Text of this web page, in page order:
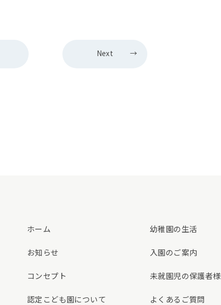
Next
ホーム
お知らせ
コンセプト
認定こども園について
幼稚園の生活
入園のご案内
未就園児の保護者様
よくあるご質問